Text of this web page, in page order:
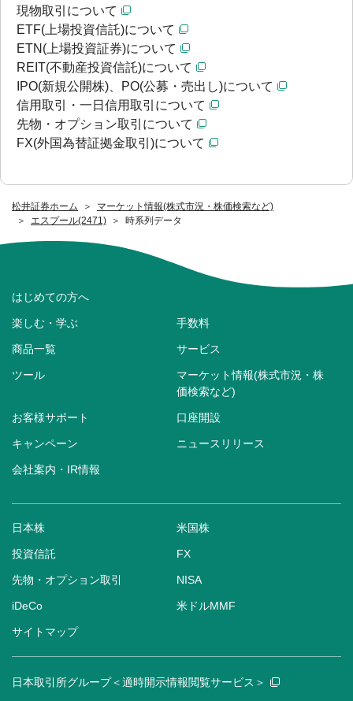
松井証券ホーム
マーケット情報(株式市況・株価検索など)
エスプール(2471)
時系列データ
現物取引について
ETF(上場投資信託)について
ETN(上場投資証券)について
REIT(不動産投資信託)について
IPO(新規公開株)、PO(公募・売出し)について
信用取引・一日信用取引について
先物・オプション取引について
FX(外国為替証拠金取引)について
はじめての方へ
楽しむ・学ぶ 手数料
商品一覧 サービス
ツール
マーケット情報(株式市況・株
価検索など)
お客様サポート 口座開設
キャンペーン ニュースリリース
会社案内・IR情報
日本株 米国株
投資信託 FX
先物・オプション取引 NISA
iDeCo 米ドルMMF
サイトマップ
日本取引所グループ＜適時開示情報閲覧サービス＞